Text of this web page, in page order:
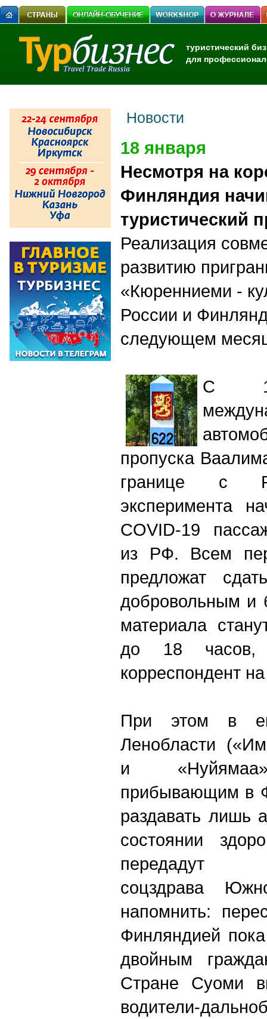
туристический
для
Новости
18 января
Несмотря на
Финляндия
туристический
Реализация
развитию
«Кюренниеми -
России и
следующем
С
пропуска
границе с
эксперимента
COVID-19
из РФ. Всем
предложат
добровольным и
материала
до 18
корреспондент
При этом в
Ленобласти
и
прибывающим в
раздавать лишь
состоянии
передадут
соцздрава
напомнить:
Финляндией
двойным
Стране Суоми
водители-